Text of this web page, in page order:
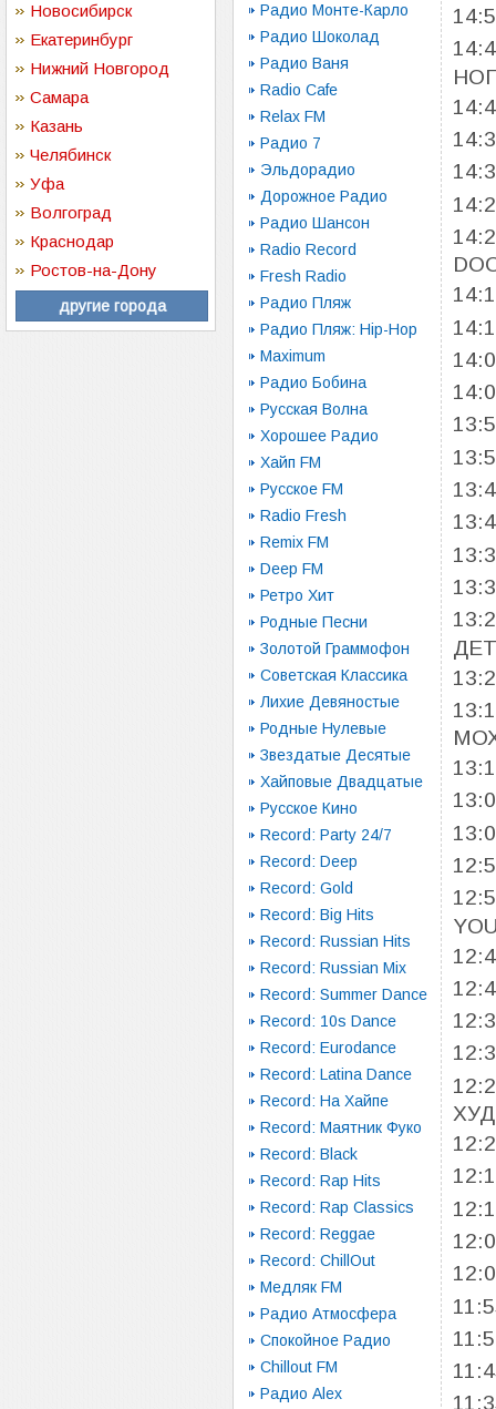
Новосибирск
Екатеринбург
Нижний Новгород
Самара
Казань
Челябинск
Уфа
Волгоград
Краснодар
Ростов-на-Дону
другие города
Радио Монте-Карло
Радио Шоколад
Радио Ваня
Radio Cafe
Relax FM
Радио 7
Эльдорадио
Дорожное Радио
Радио Шансон
Radio Record
Fresh Radio
Радио Пляж
Радио Пляж: Hip-Hop
Maximum
Радио Бобина
Русская Волна
Хорошее Радио
Хайп FM
Русское FM
Radio Fresh
Remix FM
Deep FM
Ретро Хит
Родные Песни
Золотой Граммофон
Советская Классика
Лихие Девяностые
Родные Нулевые
Звездатые Десятые
Хайповые Двадцатые
Русское Кино
Record: Party 24/7
Record: Deep
Record: Gold
Record: Big Hits
Record: Russian Hits
Record: Russian Mix
Record: Summer Dance
Record: 10s Dance
Record: Eurodance
Record: Latina Dance
Record: На Хайпе
Record: Маятник Фуко
Record: Black
Record: Rap Hits
Record: Rap Classics
Record: Reggae
Record: ChillOut
Медляк FM
Радио Атмосфера
Спокойное Радио
Chillout FM
Радио Alex